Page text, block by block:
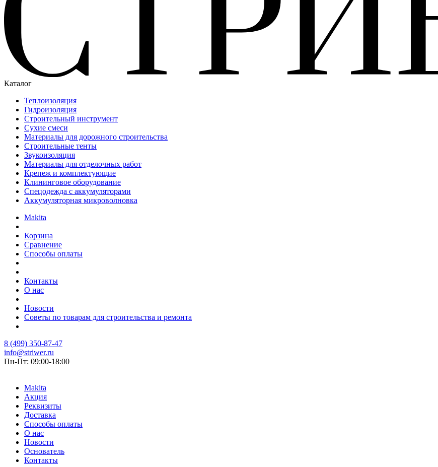
Каталог
Теплоизоляция
Гидроизоляция
Строительный инструмент
Сухие смеси
Материалы для дорожного строительства
Строительные тенты
Звукоизоляция
Материалы для отделочных работ
Крепеж и комплектующие
Клининговое оборудование
Спецодежда с аккумуляторами
Аккумуляторная микроволновка
Makita
Корзина
Сравнение
Способы оплаты
Контакты
О нас
Новости
Советы по товарам для строительства и ремонта
8 (499) 350-87-47
info@striwer.ru
Пн-Пт: 09:00-18:00
Makita
Акция
Реквизиты
Доставка
Способы оплаты
О нас
Новости
Основатель
Контакты